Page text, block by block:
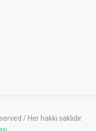
/ Her hakkı saklıdır.